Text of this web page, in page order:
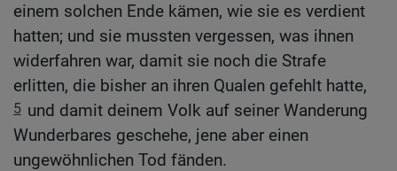
einem solchen Ende kämen, wie sie es verdient
hatten; und sie mussten vergessen, was ihnen
widerfahren war, damit sie noch die Strafe
erlitten, die bisher an ihren Qualen gefehlt hatte,
5 und damit deinem Volk auf seiner Wanderung
Wunderbares geschehe, jene aber einen
ungewöhnlichen Tod fänden.